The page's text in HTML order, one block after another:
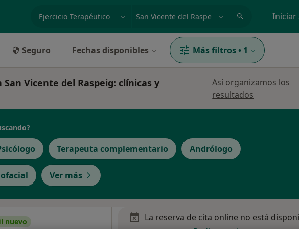
especialidad, enfermedad o nombre Iniciar
Seguro Fechas disponibles Más filtros • 1
Vicente del Raspeig: clínicas y
Así organizamos los
resultados
Terapeuta complementario Andrólogo
Ver más
nuevo
La reserva de cita online no está